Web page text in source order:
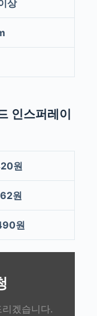
상
인스퍼레이
원
원
원
겠습니다.